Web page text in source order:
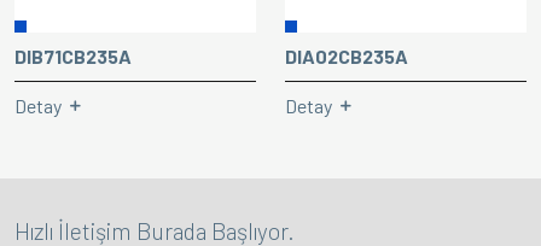
DIB71CB235A
Detay
DIA02CB235A
Detay
Hızlı İletişim Burada Başlıyor.